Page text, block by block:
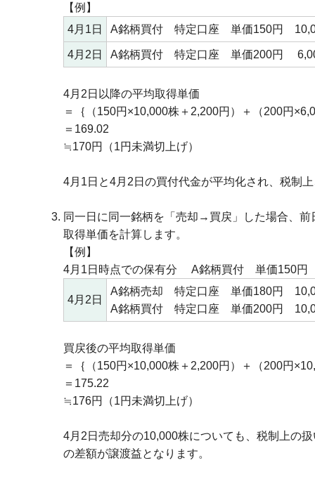
【例】
4月1日
A銘柄買付 特定口座 単価150円
4月2日 A銘柄買付 特定口座 単価200円
4月2日以降の平均取得単価
＝｛（150円×10,000株＋2,200円）＋（200円
＝169.02
≒170円（1円未満切上げ）
4月1日と4月2日の買付代金が平均化され、税制
同一日に同一銘柄を「売却→買戻」した場合、
取得単価を計算します。
【例】
4月1日時点での保有分 A銘柄買付 単価150
4月2日
A銘柄売却 特定口座 単価180円
A銘柄買付 特定口座 単価200円
買戻後の平均取得単価
＝｛（150円×10,000株＋2,200円）＋（200円
＝175.22
≒176円（1円未満切上げ）
4月2日売却分の10,000株についても、税制上の
の差額が譲渡益となります。